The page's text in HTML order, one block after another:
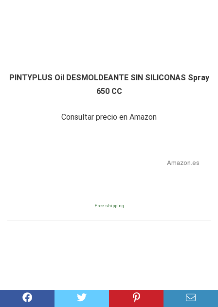
PINTYPLUS Oil DESMOLDEANTE SIN SILICONAS Spray
650 CC
Consultar precio en Amazon
Amazon.es
Free shipping